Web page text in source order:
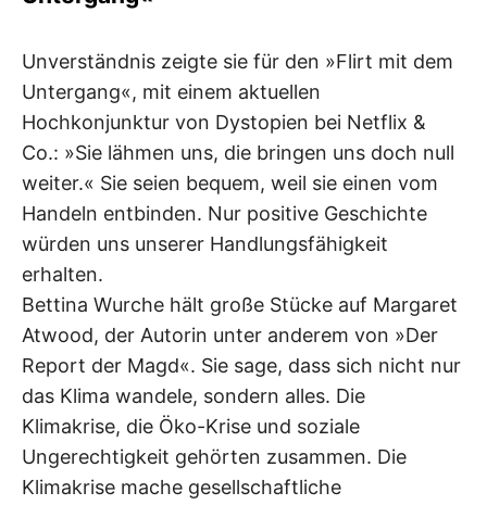
Unverständnis zeigte sie für den »Flirt mit dem
Untergang«, mit einem aktuellen
Hochkonjunktur von Dystopien bei Netflix &
Co.: »Sie lähmen uns, die bringen uns doch null
weiter.« Sie seien bequem, weil sie einen vom
Handeln entbinden. Nur positive Geschichte
würden uns unserer Handlungsfähigkeit
erhalten.
Bettina Wurche hält große Stücke auf Margaret
Atwood, der Autorin unter anderem von »Der
Report der Magd«. Sie sage, dass sich nicht nur
das Klima wandele, sondern alles. Die
Klimakrise, die Öko-Krise und soziale
Ungerechtigkeit gehörten zusammen. Die
Klimakrise mache gesellschaftliche